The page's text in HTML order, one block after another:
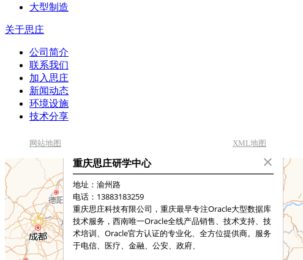
大型制造
关于思庄
公司简介
联系我们
加入思庄
新闻动态
环境设施
技术分享
网站地图 XML地图